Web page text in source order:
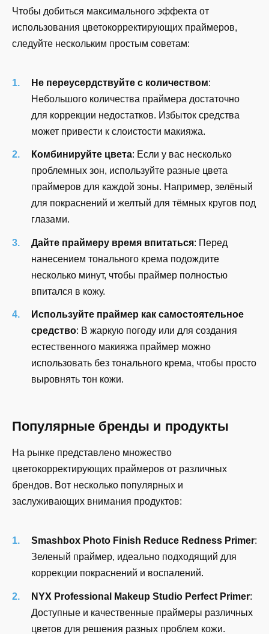
Чтобы добиться максимального эффекта от
использования цветокорректирующих праймеров,
следуйте нескольким простым советам:
Не переусердствуйте с количеством:
Небольшого количества праймера достаточно
для коррекции недостатков. Избыток средства
может привести к слоистости макияжа.
Комбинируйте цвета: Если у вас несколько
проблемных зон, используйте разные цвета
праймеров для каждой зоны. Например, зелёный
для покраснений и желтый для тёмных кругов под
глазами.
Дайте праймеру время впитаться: Перед
нанесением тонального крема подождите
несколько минут, чтобы праймер полностью
впитался в кожу.
Используйте праймер как самостоятельное
средство: В жаркую погоду или для создания
естественного макияжа праймер можно
использовать без тонального крема, чтобы просто
выровнять тон кожи.
Популярные бренды и продукты
На рынке представлено множество
цветокорректирующих праймеров от различных
брендов. Вот несколько популярных и
заслуживающих внимания продуктов:
Smashbox Photo Finish Reduce Redness Primer:
Зеленый праймер, идеально подходящий для
коррекции покраснений и воспалений.
NYX Professional Makeup Studio Perfect Primer:
Доступные и качественные праймеры различных
цветов для решения разных проблем кожи.